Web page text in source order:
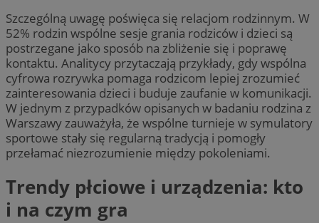
Szczególną uwagę poświęca się relacjom rodzinnym. W
52% rodzin wspólne sesje grania rodziców i dzieci są
postrzegane jako sposób na zbliżenie się i poprawę
kontaktu. Analitycy przytaczają przykłady, gdy wspólna
cyfrowa rozrywka pomaga rodzicom lepiej zrozumieć
zainteresowania dzieci i buduje zaufanie w komunikacji.
W jednym z przypadków opisanych w badaniu rodzina z
Warszawy zauważyła, że wspólne turnieje w symulatory
sportowe stały się regularną tradycją i pomogły
przełamać niezrozumienie między pokoleniami.
Trendy płciowe i urządzenia: kto
i na czym gra